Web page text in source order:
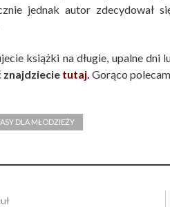
jednak autor zdecydował
książki na długie, upalne dni
znajdziecie tutaj. Gorąco
DLA MŁODZIEŻY